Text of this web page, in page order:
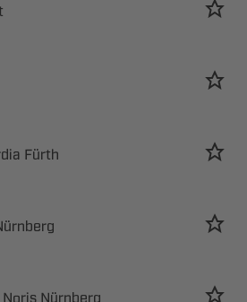

